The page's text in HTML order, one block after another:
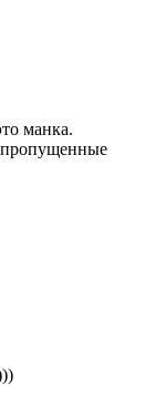
манка.
пропущенные